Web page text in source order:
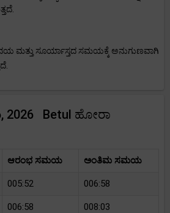
ಮತ್ತು ಸೂರ್ಯಾಸ್ತದ ಸಮಯಕ್ಕೆ ಅನುಗುಣವಾಗಿ
2026 Betul ಹೋರಾ
ಆರಂಭ ಸಮಯ ಅಂತಿಮ ಸಮಯ
005:52 006:58
006:58 008:03